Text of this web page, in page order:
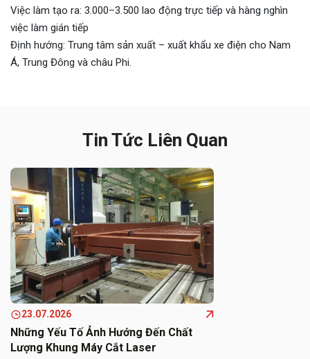
Việc làm tạo ra: 3.000–3.500 lao động trực tiếp và hàng nghìn
việc làm gián tiếp
Định hướng: Trung tâm sản xuất – xuất khẩu xe điện cho Nam
Á, Trung Đông và châu Phi.
Tin Tức Liên Quan
23.07.2026
Những Yếu Tố Ảnh Hướng Đến Chất
Lượng Khung Máy Cắt Laser